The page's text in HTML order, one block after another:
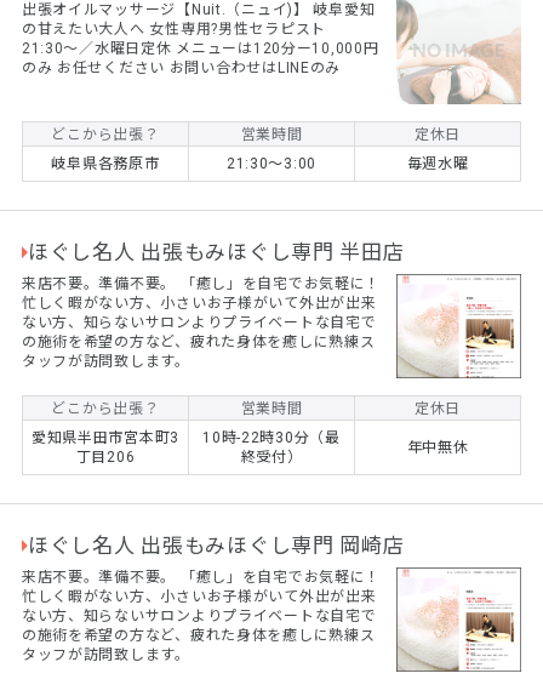
出張オイルマッサージ【Nuit.（ニュイ)】 岐阜愛知
の甘えたい大人へ 女性専用?男性セラピスト
21:30〜／水曜日定休 メニューは120分ー10,000円
のみ お任せください お問い合わせはLINEのみ
どこから出張？ 営業時間
定休日
岐阜県各務原市
21:30〜3:00 毎週水曜
ほぐし名人 出張もみほぐし専門 半田店
来店不要。準備不要。 ​「癒し」を自宅でお気軽に！
忙しく暇がない方、小さいお子様がいて外出が出来
ない方、知らないサロンよりプライベートな自宅で
の施術を希望の方など、疲れた身体を癒しに熟練ス
タッフが訪問致します。
どこから出張？ 営業時間
定休日
愛知県半田市宮本町3
丁目206
10時-22時30分（最
終受付）
年中無休
ほぐし名人 出張もみほぐし専門 岡崎店
来店不要。準備不要。 ​「癒し」を自宅でお気軽に！
忙しく暇がない方、小さいお子様がいて外出が出来
ない方、知らないサロンよりプライベートな自宅で
の施術を希望の方など、疲れた身体を癒しに熟練ス
タッフが訪問致します。